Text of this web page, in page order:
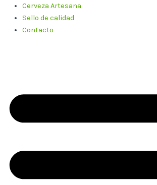
Cerveza Artesana
Sello de calidad
Contacto